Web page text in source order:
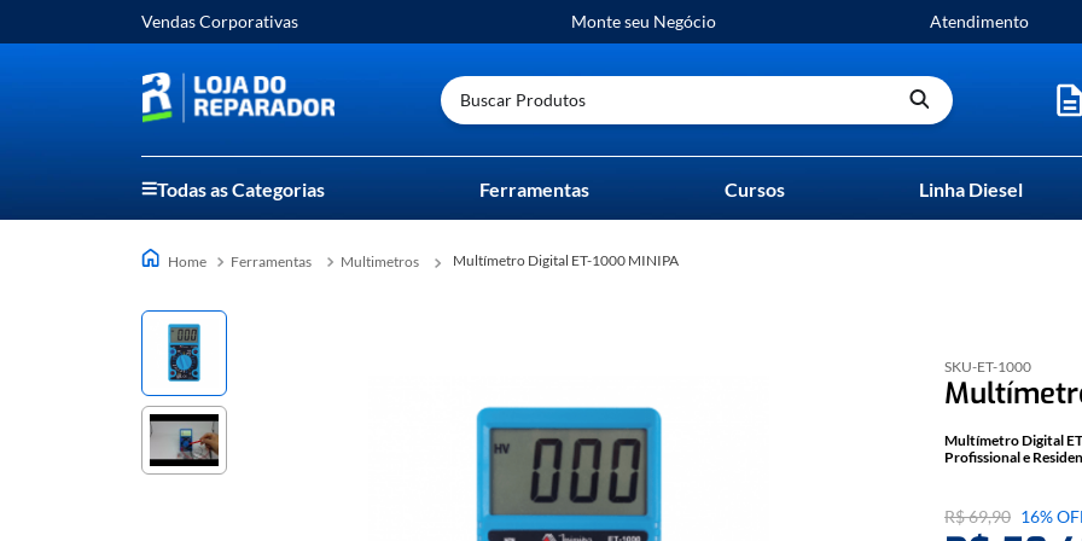
Vendas Corporativas Monte seu Negócio Atendimento
Buscar Produtos
Cursos Linha Diesel
Ferramentas
Todas as Categorias
Ferramentas Multimetros Multímetro Digital ET-1000 MINIPA
SKU-ET-1000
Multímetro Digital
Profissional e
eletricistas e
usar. Com medição
R$69,90 16%